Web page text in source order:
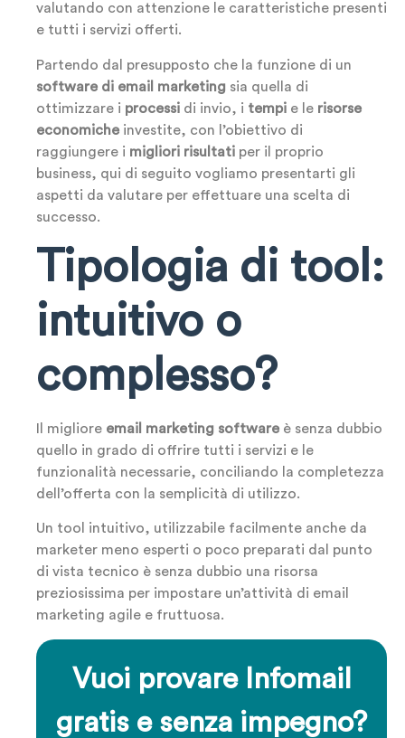
valutando con attenzione le caratteristiche presenti
e tutti i servizi offerti.
Partendo dal presupposto che la funzione di un
software di email marketing sia quella di
ottimizzare i processi di invio, i tempi e le risorse
economiche investite, con l’obiettivo di
raggiungere i migliori risultati per il proprio
business, qui di seguito vogliamo presentarti gli
aspetti da valutare per effettuare una scelta di
successo.
Tipologia di tool:
intuitivo o
complesso?
Il migliore email marketing software è senza dubbio
quello in grado di offrire tutti i servizi e le
funzionalità necessarie, conciliando la completezza
dell’offerta con la semplicità di utilizzo.
Un tool intuitivo, utilizzabile facilmente anche da
marketer meno esperti o poco preparati dal punto
di vista tecnico è senza dubbio una risorsa
preziosissima per impostare un’attività di email
marketing agile e fruttuosa.
Vuoi provare Infomail
gratis e senza impegno?